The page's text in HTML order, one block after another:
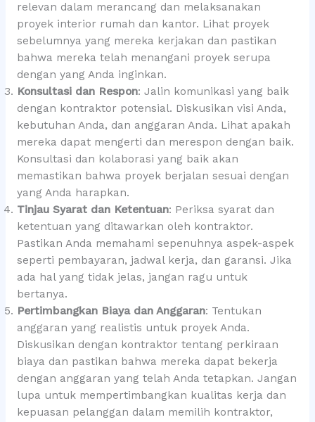
relevan dalam merancang dan melaksanakan
proyek interior rumah dan kantor. Lihat proyek
sebelumnya yang mereka kerjakan dan pastikan
bahwa mereka telah menangani proyek serupa
dengan yang Anda inginkan.
Konsultasi dan Respon: Jalin komunikasi yang baik
dengan kontraktor potensial. Diskusikan visi Anda,
kebutuhan Anda, dan anggaran Anda. Lihat apakah
mereka dapat mengerti dan merespon dengan baik.
Konsultasi dan kolaborasi yang baik akan
memastikan bahwa proyek berjalan sesuai dengan
yang Anda harapkan.
Tinjau Syarat dan Ketentuan: Periksa syarat dan
ketentuan yang ditawarkan oleh kontraktor.
Pastikan Anda memahami sepenuhnya aspek-aspek
seperti pembayaran, jadwal kerja, dan garansi. Jika
ada hal yang tidak jelas, jangan ragu untuk
bertanya.
Pertimbangkan Biaya dan Anggaran: Tentukan
anggaran yang realistis untuk proyek Anda.
Diskusikan dengan kontraktor tentang perkiraan
biaya dan pastikan bahwa mereka dapat bekerja
dengan anggaran yang telah Anda tetapkan. Jangan
lupa untuk mempertimbangkan kualitas kerja dan
kepuasan pelanggan dalam memilih kontraktor,